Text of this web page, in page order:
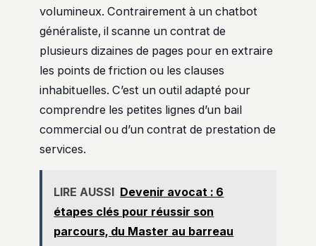
volumineux. Contrairement à un chatbot
généraliste, il scanne un contrat de
plusieurs dizaines de pages pour en extraire
les points de friction ou les clauses
inhabituelles. C’est un outil adapté pour
comprendre les petites lignes d’un bail
commercial ou d’un contrat de prestation de
services.
LIRE AUSSI Devenir avocat : 6
étapes clés pour réussir son
parcours, du Master au barreau